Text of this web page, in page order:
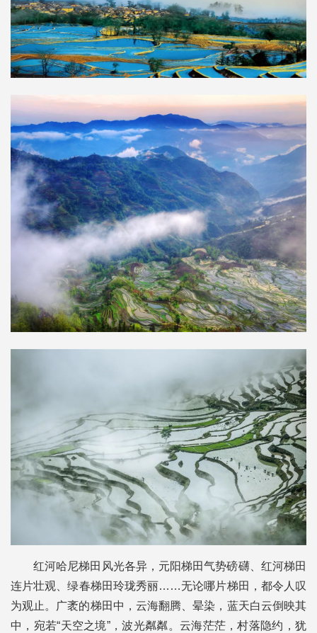
红河哈尼梯田风光各异，元阳梯田气势磅礴、红河梯田
连片壮观、绿春梯田玲珑秀丽……无论哪片梯田，都令人叹
为观止。广袤的梯田中，云海翻腾、晕染，蓝天白云倒映其
中，宛若“天空之境”，波光粼粼。云海茫茫，村落隐约，犹